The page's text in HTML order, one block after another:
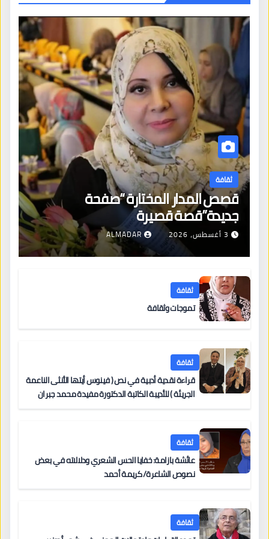
ثقافة
قصص المدار المختارة “صفحة
جديدة”قصة قصيرة
3 أغسطس، 2026 ALMADAR
ثقافة
تموجات وثقافة
ثقافة
قراءة نقدية أدبية في نص ( فينوس أيتها الأنثى الناعمة
الجريئة ) للأديبة الكاتبة الدكتورة مفيدة محمد جبران
ثقافة
عائشة بازامة: خفايا الحس الشعري ودلالاته في بعض
نصوص الشاعرة/ كريمة أحمد
ثقافة